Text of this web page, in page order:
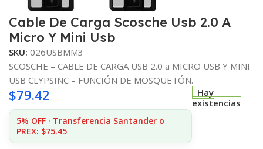
Cable De Carga Scosche Usb 2.0 A
Micro Y Mini Usb
SKU: 026USBMM3
SCOSCHE – CABLE DE CARGA USB 2.0 a MICRO USB Y MINI
USB CLYPSINC – FUNCIÓN DE MOSQUETÓN.
$79.42
5% OFF · Transferencia Santander o
PREX: $75.45
Hay
existencias